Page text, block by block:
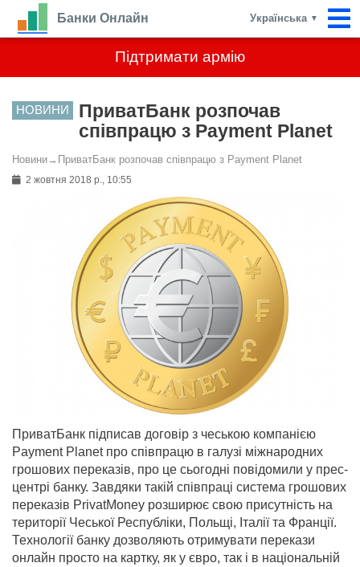
Підтримати армію
Банки Онлайн Українська ▼
НОВИНИ
ПриватБанк розпочав
співпрацю з Payment Planet
Новини→ ПриватБанк розпочав співпрацю з Payment Planet
2 жовтня 2018 р., 10:55
ПриватБанк підписав договір з чеською компанією
Payment Planet про співпрацю в галузі міжнародних
грошових переказів, про це сьогодні повідомили у прес-
центрі банку. Завдяки такій співпраці система грошових
переказів PrivatMoney розширює свою присутність на
території Чеської Республіки, Польщі, Італії та Франції.
Технології банку дозволяють отримувати перекази
онлайн просто на картку, як у євро, так і в національній